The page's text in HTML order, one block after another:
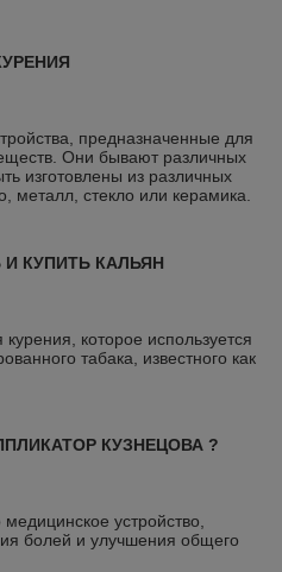
предназначенные для
Они бывают различных
изготовлены из различных
металл, стекло или керамика.
КУПИТЬ КАЛЬЯН
которое используется
табака, известного как
КУЗНЕЦОВА ?
устройство,
болей и улучшения общего